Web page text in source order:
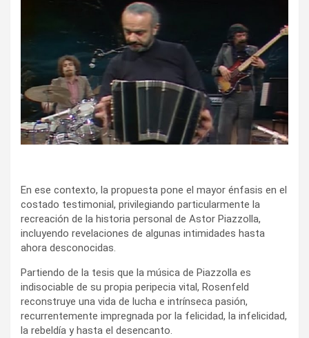
En ese contexto, la propuesta pone el mayor énfasis en el
costado testimonial, privilegiando particularmente la
recreación de la historia personal de Astor Piazzolla,
incluyendo revelaciones de algunas intimidades hasta
ahora desconocidas.
Partiendo de la tesis que la música de Piazzolla es
indisociable de su propia peripecia vital, Rosenfeld
reconstruye una vida de lucha e intrínseca pasión,
recurrentemente impregnada por la felicidad, la infelicidad,
la rebeldía y hasta el desencanto.